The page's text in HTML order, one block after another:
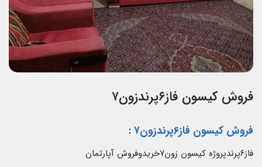
فروش کیسون فاز۶پرندزون۷
فروش کیسون فاز۶پرندزون۷ :
فاز۶پرندپروژه کیسون زون۷خریدوفروش آپارتمان